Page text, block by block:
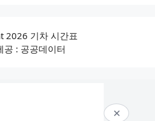
2026 기차 시간표
공 : 공공데이터
✕